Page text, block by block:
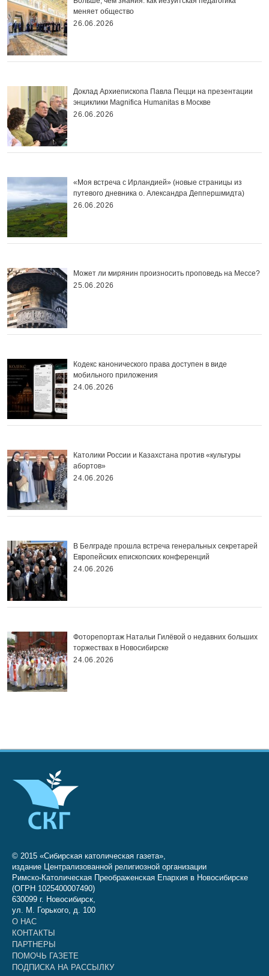
меняет общество
26.06.2026
Доклад Архиепископа Павла Пецци на презентации
энциклики Magnifica Нumanitas в Москве
26.06.2026
«Моя встреча с Ирландией» (новые страницы из
путевого дневника о. Александра Деппершмидта)
26.06.2026
Может ли мирянин произносить проповедь на Мессе?
25.06.2026
Кодекс канонического права доступен в виде
мобильного приложения
24.06.2026
Католики России и Казахстана против «культуры
абортов»
24.06.2026
В Белграде прошла встреча генеральных секретарей
Европейских епископских конференций
24.06.2026
Фоторепортаж Натальи Гилёвой о недавних больших
торжествах в Новосибирске
24.06.2026
© 2015 «Сибирская католическая газета»,
издание Централизованной религиозной организации
Римско-Католическая Преображенская Епархия в Новосибирске
(ОГРН 1025400007490)
630099 г. Новосибирск,
ул. М. Горького, д. 100
О НАС
КОНТАКТЫ
ПАРТНЕРЫ
ПОМОЧЬ ГАЗЕТЕ
ПОДПИСКА НА РАССЫЛКУ